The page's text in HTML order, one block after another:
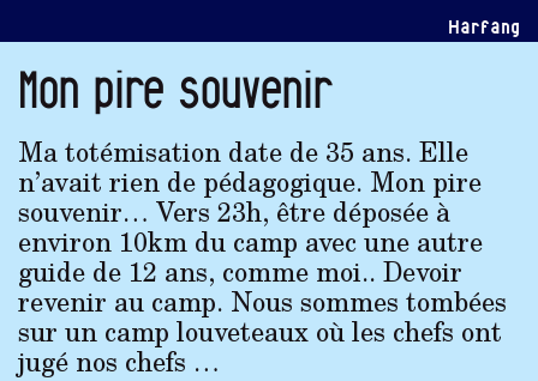
Harfang
Mon pire souvenir
Ma totémisation date de 35 ans. Elle
n’avait rien de pédagogique. Mon pire
souvenir… Vers 23h, être déposée à
environ 10km du camp avec une autre
guide de 12 ans, comme moi.. Devoir
revenir au camp. Nous sommes tombées
sur un camp louveteaux où les chefs ont
jugé nos chefs …